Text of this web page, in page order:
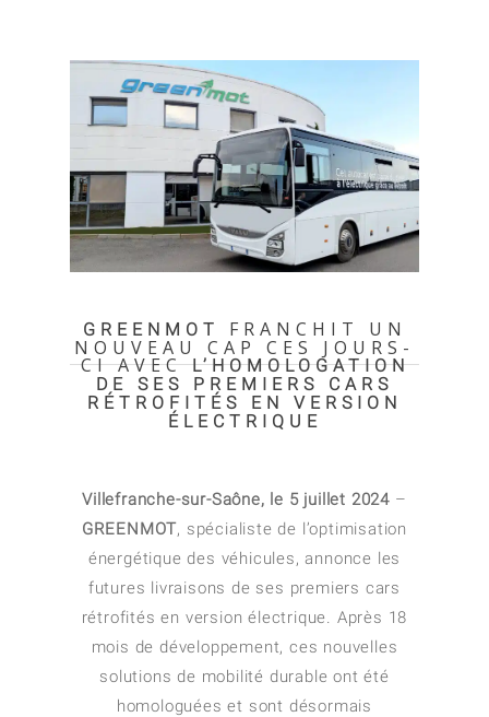
GREEN MOT FRANCHIT UN
NOUVEAU CAP CES JOURS-
CI AVECL’HOMOLOGATION
DE SES PREMIERS CARS
RÉTROFITÉS EN VERSION
ÉLECTRIQUE
Villefranche-sur-Saône, le 5 juillet 2024 –
GREENMOT, spécialiste de l’optimisation
énergétique des véhicules, annonce les
futures livraisons de ses premiers cars
rétrofités en version électrique. Après 18
mois de développement, ces nouvelles
solutions de mobilité durable ont été
homologuées et sont désormais